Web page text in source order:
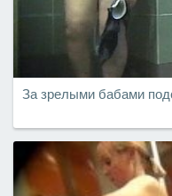
За зрелыми бабами